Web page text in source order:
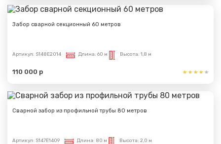
Забор сварной секционный 60 метров
Артикул: S148E2014 Длина: 60 м Высота: 1,8 м
110 000 р
Сварной забор из профильной трубы 80 метров
Артикул: S147E1409 Длина: 80 м Высота: 2,0 м